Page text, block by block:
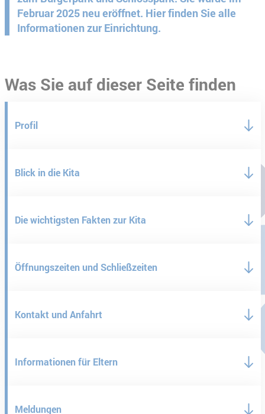
Februar 2025 neu eröffnet. Hier finden Sie alle
Informationen zur Einrichtung.
Was Sie auf dieser Seite finden
Profil
Blick in die Kita
Die wichtigsten Fakten zur Kita
Öffnungszeiten und Schließzeiten
Kontakt und Anfahrt
Informationen für Eltern
Meldungen